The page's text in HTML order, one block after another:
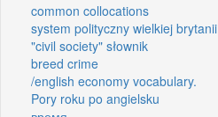
common collocations
system polityczny wielkiej brytanii
"civil society" słownik
breed crime
/english economy vocabulary.
Pory roku po angielsku